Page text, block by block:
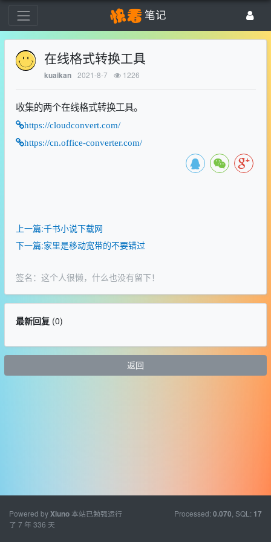
笔记
在线格式转换工具
kuaikan 2021-8-7 1226
收集的两个在线格式转换工具。
https://cloudconvert.com/
https://cn.office-converter.com/
上一篇:千书小说下载网
下一篇:家里是移动宽带的不要错过
签名：这个人很懒，什么也没有留下！
最新回复(0)
返回
Powered byXiuno本站已勉强运行
了 7 年 336 天
Processed: 0.070 , SQL: 17